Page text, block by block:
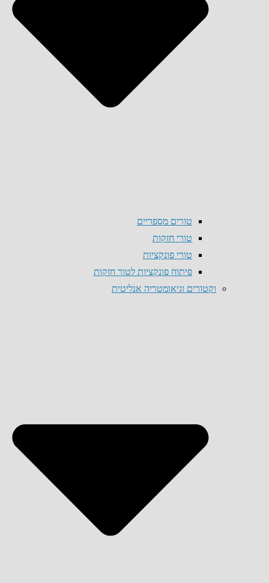
טורים מספריים
טורי חזקות
טורי פונקציות
פיתוח פונקציות לטור חזקות
וקטורים וגיאומטריה אנליטית